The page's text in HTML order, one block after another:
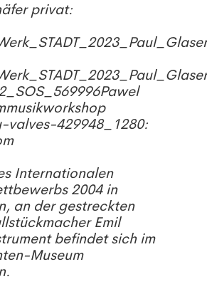
privat:
valves-429948_1280:
Internationalen
2004 in
an der gestreckten
Emil
befindet sich im
Museum